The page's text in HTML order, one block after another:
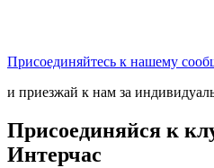
Присоединяйтесь к нашему
и приезжай к нам за
Присоединяйся к
Интерчас